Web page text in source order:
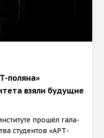
поляна»
взяли будущие
прошёл гала-
студентов «АРТ-